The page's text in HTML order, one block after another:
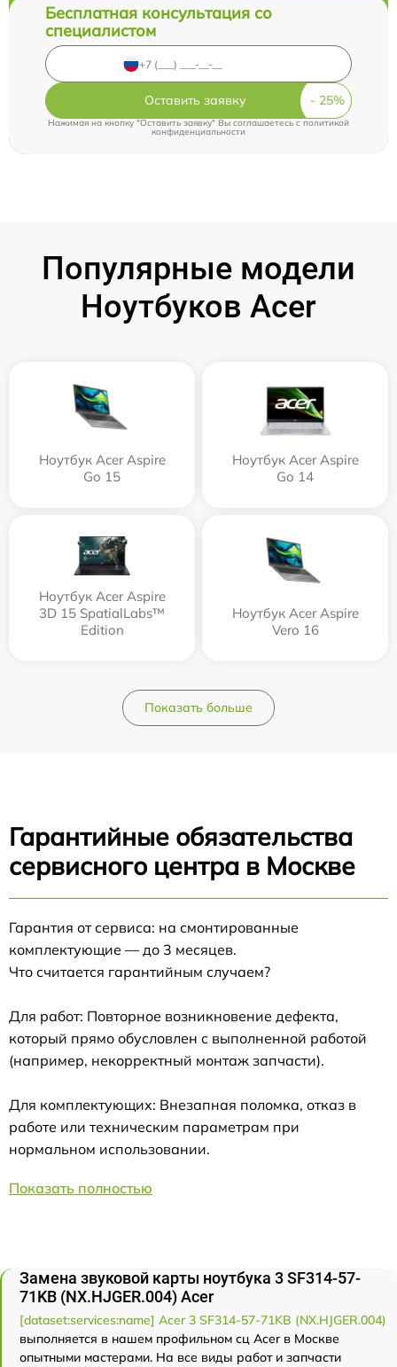
Бесплатная консультация со
специалистом
Оставить заявку
Нажимая на кнопку "Оставить заявку" Вы соглашаетесь c политикой
конфиденциальности
Популярные модели
Ноутбуков Acer
Ноутбук Acer Aspire
Go 15
Ноутбук Acer Aspire
Go 14
Ноутбук Acer Aspire
3D 15 SpatialLabs™
Edition
Ноутбук Acer Aspire
Vero 16
Показать больше
Гарантийные обязательства
сервисного центра в Москве
Гарантия от сервиса: на смонтированные
комплектующие — до 3 месяцев.
Что считается гарантийным случаем?
Для работ: Повторное возникновение дефекта,
который прямо обусловлен с выполненной работой
(например, некорректный монтаж запчасти).
Для комплектующих: Внезапная поломка, отказ в
работе или техническим параметрам при
нормальном использовании.
Показать полностью
Замена звуковой карты ноутбука 3 SF314-57-
71KB (NX.HJGER.004) Acer
[dataset:services:name] Acer 3 SF314-57-71KB (NX.HJGER.004)
выполняется в нашем профильном сц Acer в Москве
опытными мастерами. На все виды работ и запчасти